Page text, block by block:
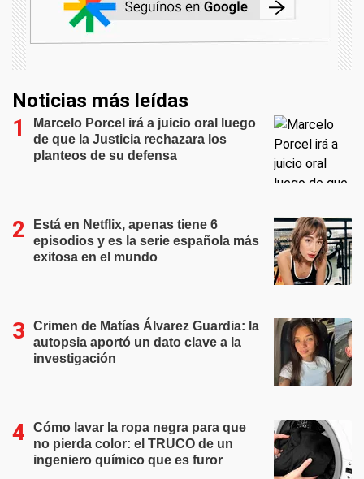
Noticias más leídas
Marcelo Porcel irá a juicio oral luego
de que la Justicia rechazara los
planteos de su defensa
Está en Netflix, apenas tiene 6
episodios y es la serie española más
exitosa en el mundo
Crimen de Matías Álvarez Guardia: la
autopsia aportó un dato clave a la
investigación
Cómo lavar la ropa negra para que
no pierda color: el TRUCO de un
ingeniero químico que es furor